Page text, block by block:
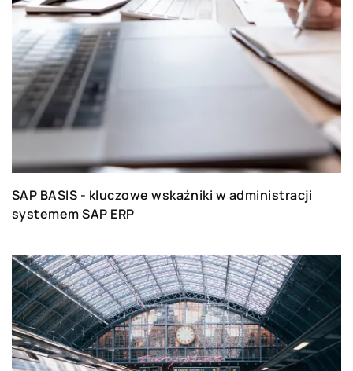
SAP BASIS - kluczowe wskaźniki w administracji
systemem SAP ERP